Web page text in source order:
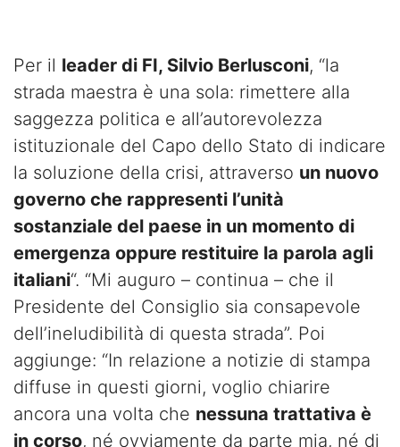
Per il leader di FI, Silvio Berlusconi, “la
strada maestra è una sola: rimettere alla
saggezza politica e all’autorevolezza
istituzionale del Capo dello Stato di indicare
la soluzione della crisi, attraverso un nuovo
governo che rappresenti l’unità
sostanziale del paese in un momento di
emergenza oppure restituire la parola agli
italiani“. “Mi auguro – continua – che il
Presidente del Consiglio sia consapevole
dell’ineludibilità di questa strada”. Poi
aggiunge: “In relazione a notizie di stampa
diffuse in questi giorni, voglio chiarire
ancora una volta che nessuna trattativa è
in corso, né ovviamente da parte mia, né di